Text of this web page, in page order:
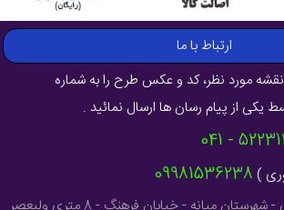
ارتباط با ما
مورد نظر، کد و عکس طرح را به شماره
یکی از پیام رسان ها ارسال نمائید .
)
09981536238